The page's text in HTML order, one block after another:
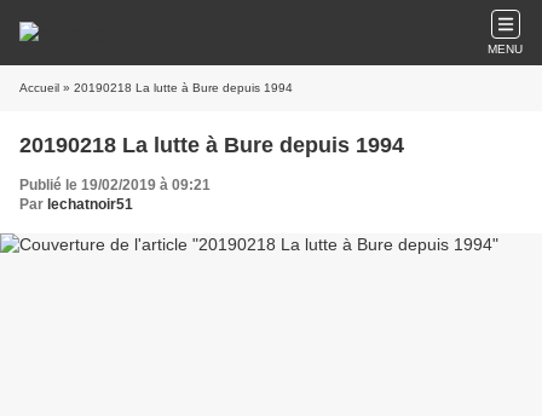
MENU
Accueil » 20190218 La lutte à Bure depuis 1994
20190218 La lutte à Bure depuis 1994
Publié le 19/02/2019 à 09:21
Par lechatnoir51